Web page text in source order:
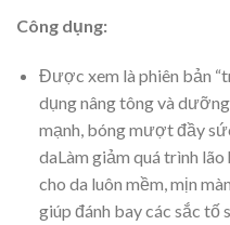
Công dụng:
Được xem là phiên bản
dụng nâng tông và
mạnh, bóng mượt đầy
daLàm giảm quá trình
cho da luôn mềm, mịn
giúp đánh bay các sắc tố